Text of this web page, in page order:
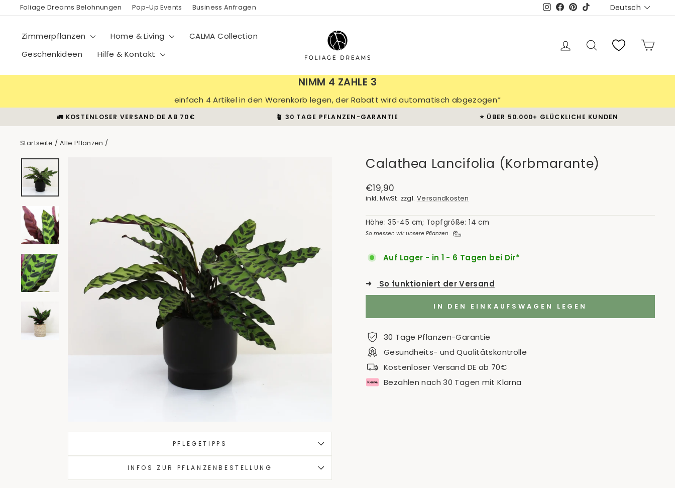
DirektFoliage Dreams Belohnungen Pop-Up Events Business Anfragen Instagram
Facebook
Pinterest
TikTok Sprache
Deutsch
Zimmerpflanzen Home & Living
CALMA Collection
Geschenkideen
Hilfe & Kontakt
EinloggenSuche
NIMM 4 ZAHLE 3
einfach 4 Artikel in den Warenkorb legen, der Rabatt wird automatisch abgezogen*
Pause
🚛 KOSTENLOSER VERSAND DE AB 70€ 🪴 30 TAGE PFLANZEN-GARANTIE ⭐️ ÜBER 50.000+ GLÜCKLICHE KUNDEN
Startseite / Alle Pflanzen /
PFLEGETIPPS
INFOS ZUR PFLANZENBESTELLUNG
Calathea Lancifolia (Korbmarante)
Normaler
Preis
€19,90
inkl. MwSt. zzgl. Versandkosten
Höhe: 35-45 cm; Topfgröße: 14 cm
So messen wir unsere Pflanzen
Auf Lager - in 1 - 6 Tagen bei Dir*
➜ So funktioniert der Versand
IN DEN EINKAUFSWAGEN LEGEN
30 Tage Pflanzen-Garantie
Gesundheits- und Qualitätskontrolle
Kostenloser Versand DE ab 70€
Bezahlen nach 30 Tagen mit Klarna